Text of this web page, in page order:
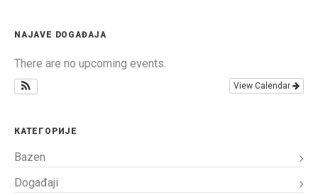
NAJAVE DOGAĐAJA
There are no upcoming events.
View Calendar
КАТЕГОРИЈЕ
Bazen
Događaji